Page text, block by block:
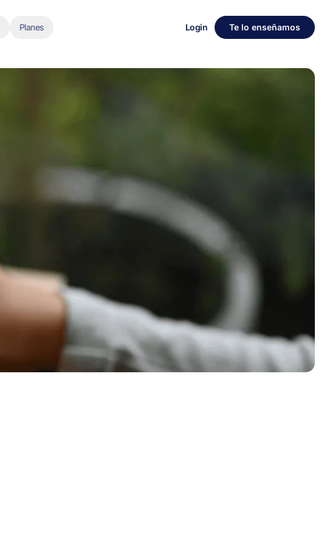
Login Te lo enseñamos
Planes